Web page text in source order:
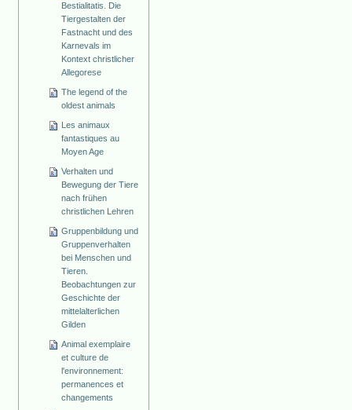
Bestialitatis. Die
Tiergestalten der
Fastnacht und des
Karnevals im
Kontext christlicher
Allegorese
The legend of the
oldest animals
Les animaux
fantastiques au
Moyen Age
Verhalten und
Bewegung der Tiere
nach frühen
christlichen Lehren
Gruppenbildung und
Gruppenverhalten
bei Menschen und
Tieren.
Beobachtungen zur
Geschichte der
mittelalterlichen
Gilden
Animal exemplaire
et culture de
l'environnement:
permanences et
changements